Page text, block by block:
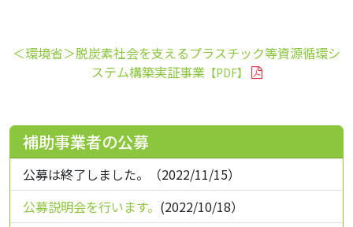
＜環境省＞脱炭素社会を支えるプラスチック等資源循環シ
ステム構築実証事業 【PDF】
補助事業者の公募
公募は終了しました。（2022/11/15）
公募説明会を行います。 (2022/10/18）